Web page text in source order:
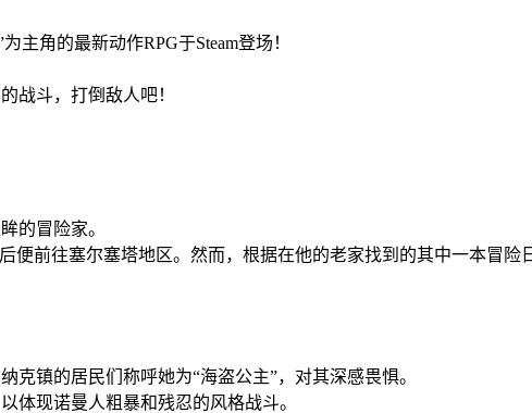
主角的最新动作RPG于Steam登场！
战斗，打倒敌人吧！
的冒险家。
便前往塞尔塞塔地区。然而，根据在他的老家找到的其中一本冒
镇的居民们称呼她为“海盗公主”，对其深感畏惧。
体现诺曼人粗暴和残忍的风格战斗。